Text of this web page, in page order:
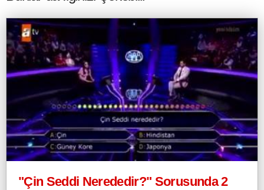
"Çin Seddi Nerededir?" Sorusunda 2